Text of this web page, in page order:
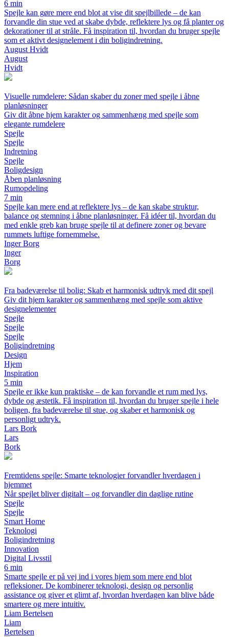
6 min
Spejle kan gøre mere end blot at vise dit spejlbillede – de kan
forvandle din stue ved at skabe dybde, reflektere lys og få planter og
dekorationer til at stråle. Få inspiration til, hvordan du bruger spejle
som et aktivt designelement i din boligindretning.
August Hvidt
August
Hvidt
Visuelle rumdelere: Sådan skaber du zoner med spejle i åbne
planløsninger
Giv dit åbne hjem karakter og sammenhæng med spejle som
elegante rumdelere
Spejle
Spejle
Indretning
Spejle
Boligdesign
Åben planløsning
Rumopdeling
7 min
Spejle kan mere end at reflektere lys – de kan skabe struktur,
balance og stemning i åbne planløsninger. Få idéer til, hvordan du
med enkle greb kan bruge spejle til at definere zoner og bevare
rummets luftige fornemmelse.
Inger Borg
Inger
Borg
Fra badeværelse til bolig: Skab et harmonisk udtryk med dit spejl
Giv dit hjem karakter og sammenhæng med spejle som aktive
designelementer
Spejle
Spejle
Spejle
Boligindretning
Design
Hjem
Inspiration
5 min
Spejle er ikke kun praktiske – de kan forvandle et rum med lys,
dybde og æstetik. Få inspiration til, hvordan du bruger spejle i hele
boligen, fra badeværelse til stue, og skaber et harmonisk og
personligt udtryk.
Lars Bork
Lars
Bork
Fremtidens spejle: Smarte teknologier forvandler hverdagen i
hjemmet
Når spejlet bliver digitalt – og forvandler din daglige rutine
Spejle
Spejle
Smart Home
Teknologi
Boligindretning
Innovation
Digital Livsstil
6 min
Smarte spejle er på vej ind i vores hjem som mere end blot
refleksioner. De kombinerer teknologi, design og personlig
assistance og giver et glimt af, hvordan hverdagen kan blive både
smartere og mere intuitiv.
Liam Bertelsen
Liam
Bertelsen